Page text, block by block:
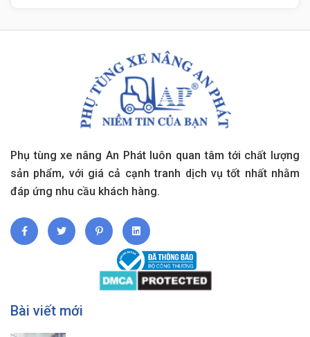
Phụ tùng xe nâng An Phát luôn quan tâm tới chất lượng
sản phẩm, với giá cả cạnh tranh dịch vụ tốt nhất nhằm
đáp ứng nhu cầu khách hàng.
Bài viết mới